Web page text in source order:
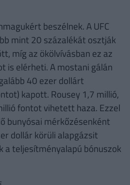
beszélnek. A UFC
mint 20 százalékát osztják
míg az ökölvívásban ez az
is elérheti. A mostani gálán
40 ezer dollárt
kapott. Rousey 1,7 millió,
fontot vihetett haza. Ezzel
bunyósai mérkőzésenként
dollár körüli alapgázsit
a teljesítményalapú bónuszok